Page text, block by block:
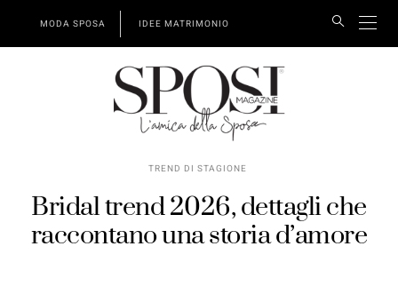
MODA SPOSA IDEE MATRIMONIO
TREND DI STAGIONE
Bridal trend 2026, dettagli che
raccontano una storia d’amore